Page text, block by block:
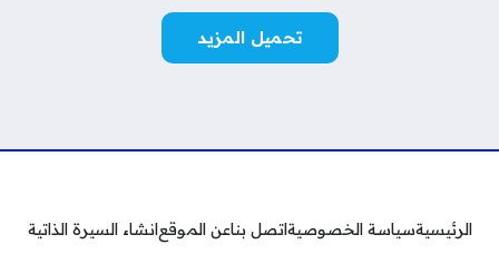
تحميل المزيد
الرئيسيةسياسة الخصوصيةاتصل بناعن الموقعانشاء السيرة الذاتية